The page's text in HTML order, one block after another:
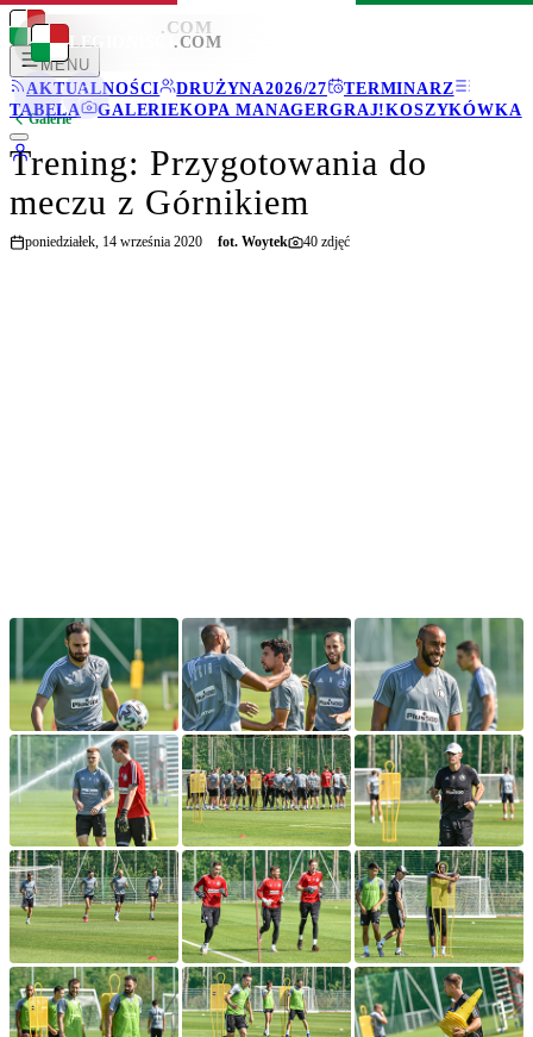
LEGIONISCI .COM
MENU
AKTUALNOŚCI
DRUŻYNA2026/27
TERMINARZ
TABELA
GALERIEKOPA MANAGERGRAJ!KOSZYKÓWKA
LEGIONISCI .COM
Galerie
Trening: Przygotowania do
meczu z Górnikiem
poniedziałek, 14 września 2020 fot. Woytek 40 zdjęć